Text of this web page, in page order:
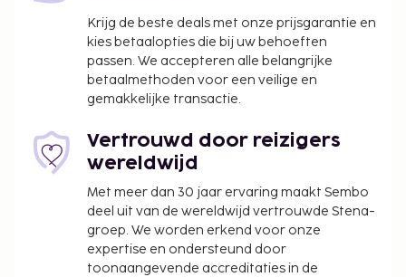
een 24-uurs receptie. Ter plaatse heb je
parkeerplaatsen. Profiteer van een 24-uurs
fitnesscentrum of maak gebruik van gratis wifi of
een televisie in de gemeenschappelijke ruimte.
Bestel iets lekkers in de koffiebar/het café van dit
hotel of haal iets bij de snackbar/deli. Dagelijks kun
je tegen betaling genieten van een lekker ontbijt
voor onderweg, dat geserveerd wordt van 06.30 uur
tot 12.00 uur.
De volgende kosten dienen bij de accommodatie te
worden betaald. De kosten kunnen inclusief
toepasselijke belastingen zijn:
Krijg de beste deals met onze prijsgarantie en
kies betaalopties die bij uw behoeften
passen. We accepteren alle belangrijke
betaalmethoden voor een veilige en
gemakkelijke transactie.
Vertrouwd door reizigers
wereldwijd
Met meer dan 30 jaar ervaring maakt Sembo
deel uit van de wereldwijd vertrouwde Stena-
groep. We worden erkend voor onze
expertise en ondersteund door
toonaangevende accreditaties in de